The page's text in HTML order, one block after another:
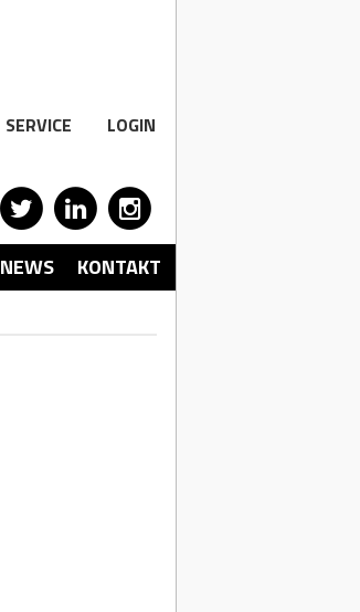
SERVICE LOGIN
NEWS KONTAKT